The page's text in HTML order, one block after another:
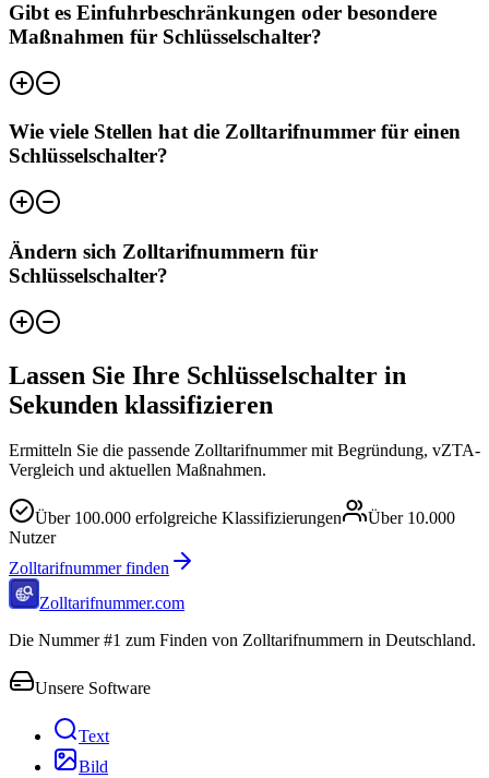
Gibt es Einfuhrbeschränkungen oder besondere
Maßnahmen für Schlüsselschalter?
Wie viele Stellen hat die Zolltarifnummer für einen
Schlüsselschalter?
Ändern sich Zolltarifnummern für
Schlüsselschalter?
Lassen Sie Ihre Schlüsselschalter in
Sekunden klassifizieren
Ermitteln Sie die passende Zolltarifnummer mit Begründung, vZTA-
Vergleich und aktuellen Maßnahmen.
Über 100.000 erfolgreiche Klassifizierungen Über 10.000
Nutzer
Zolltarifnummer finden
Zolltarifnummer.com
Die Nummer #1 zum Finden von Zolltarifnummern in Deutschland.
Unsere Software
Text
Bild